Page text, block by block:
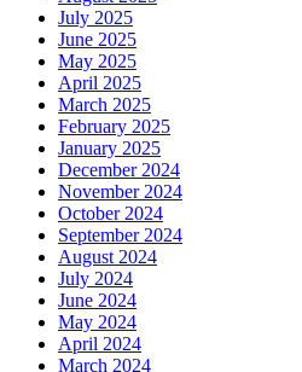
July 2025
June 2025
May 2025
April 2025
March 2025
February 2025
January 2025
December 2024
November 2024
October 2024
September 2024
August 2024
July 2024
June 2024
May 2024
April 2024
March 2024